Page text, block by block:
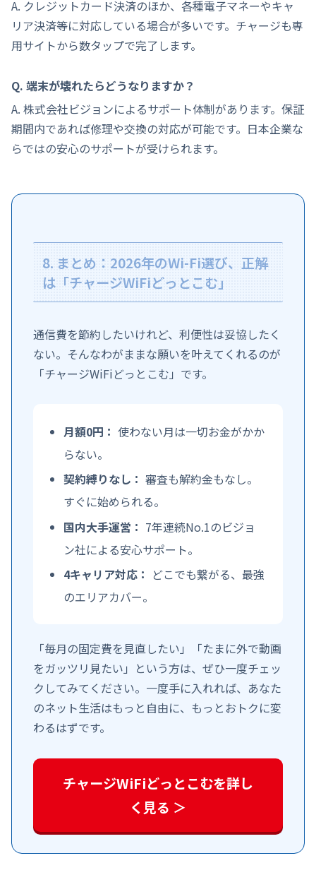
A. クレジットカード決済のほか、各種電子マネーやキャ
リア決済等に対応している場合が多いです。チャージも専
用サイトから数タップで完了します。
Q. 端末が壊れたらどうなりますか？
A. 株式会社ビジョンによるサポート体制があります。保証
期間内であれば修理や交換の対応が可能です。日本企業な
らではの安心のサポートが受けられます。
8. まとめ：2026年のWi-Fi選び、正解
は「チャージWiFiどっとこむ」
通信費を節約したいけれど、利便性は妥協したく
ない。そんなわがままな願いを叶えてくれるのが
「チャージWiFiどっとこむ」です。
月額0円： 使わない月は一切お金がかか
らない。
契約縛りなし： 審査も解約金もなし。
すぐに始められる。
国内大手運営： 7年連続No.1のビジョ
ン社による安心サポート。
4キャリア対応： どこでも繋がる、最強
のエリアカバー。
「毎月の固定費を見直したい」「たまに外で動画
をガッツリ見たい」という方は、ぜひ一度チェッ
クしてみてください。一度手に入れれば、あなた
のネット生活はもっと自由に、もっとおトクに変
わるはずです。
チャージWiFiどっとこむを詳し
く見る ＞